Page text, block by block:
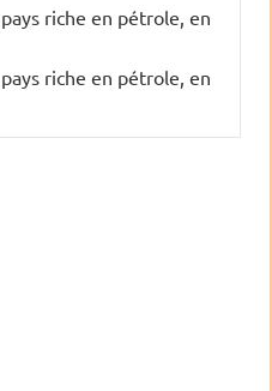
riche en pétrole, en
riche en pétrole, en